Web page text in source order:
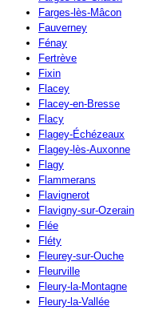
Farges-lès-Mâcon
Fauverney
Fénay
Fertrève
Fixin
Flacey
Flacey-en-Bresse
Flacy
Flagey-Échézeaux
Flagey-lès-Auxonne
Flagy
Flammerans
Flavignerot
Flavigny-sur-Ozerain
Flée
Fléty
Fleurey-sur-Ouche
Fleurville
Fleury-la-Montagne
Fleury-la-Vallée